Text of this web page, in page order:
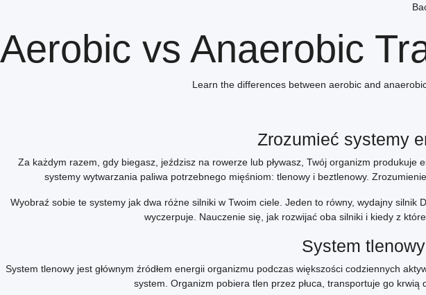
Aerobic vs Anaerobic
Learn the differences between aerobic and
Zrozumieć systemy
Za każdym razem, gdy biegasz, jeździsz na rowerze lub pływasz, Twój organizm
systemy wytwarzania paliwa potrzebnego mięśniom: tlenowy i beztlenowy.
Wyobraź sobie te systemy jak dwa różne silniki w Twoim ciele. Jeden to równy, wydajny
wyczerpuje. Nauczenie się, jak rozwijać oba silniki i kiedy z
System
System tlenowy jest głównym źródłem energii organizmu podczas większości codziennych
system. Organizm pobiera tlen przez płuca, transportuje go krwią